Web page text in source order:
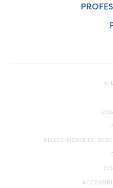
©
BELEID INZAKE DE